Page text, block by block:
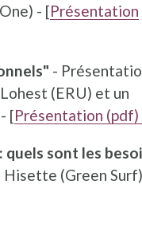
- [Présentation
-
(ERU) et un
[Présentation (pdf)
sont les
(Green